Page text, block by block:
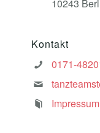
10243
Kontakt
0171-
Impressum